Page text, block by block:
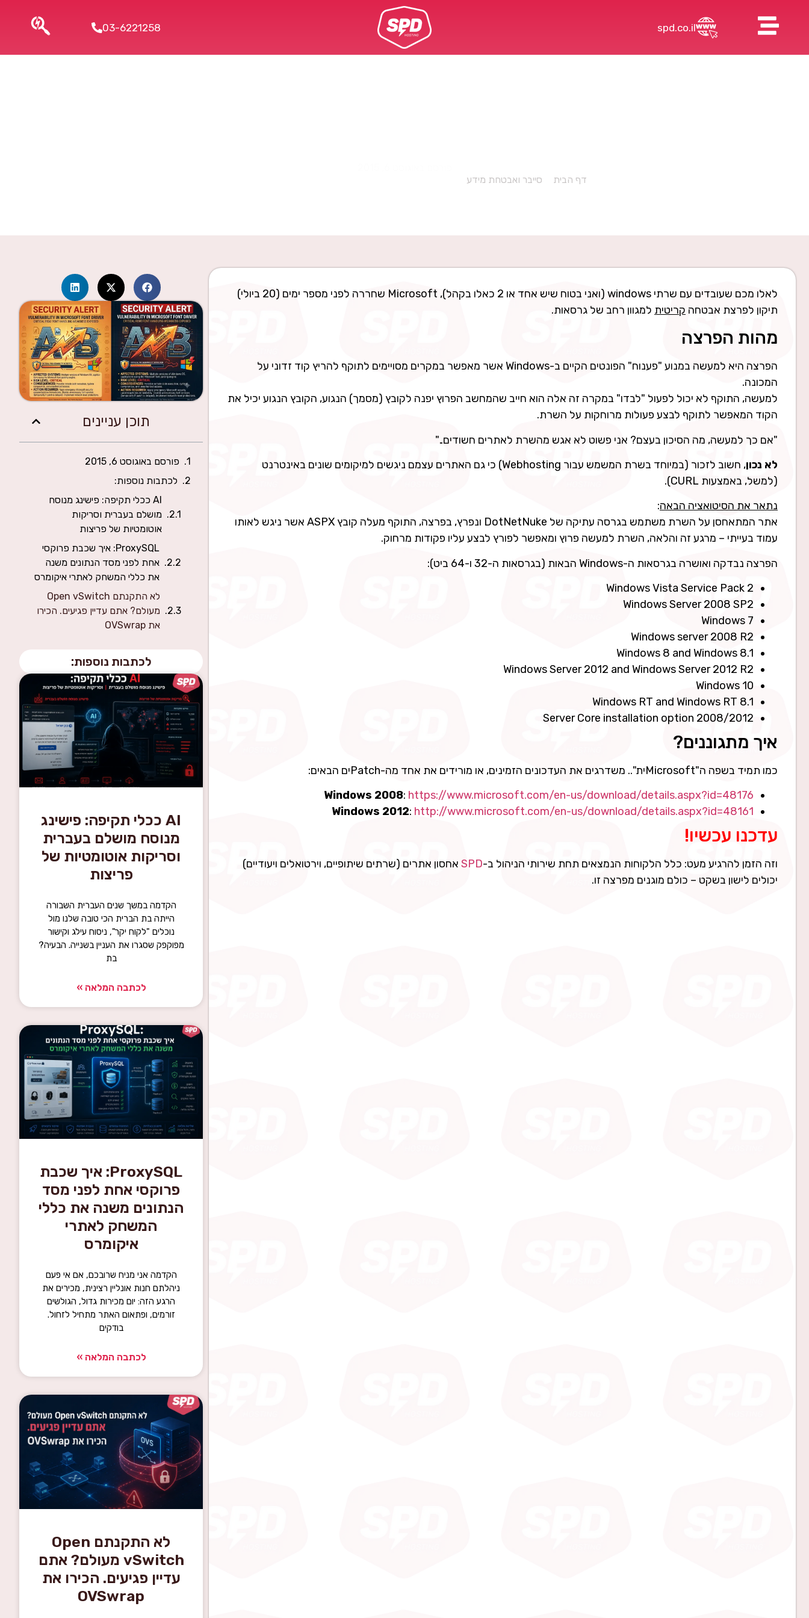
spd.co.il
03-6221258
דף הבית
סייבר ואבטחת מידע
לאלו מכם שעובדים עם שרתי windows (ואני בטוח שיש אחד או 2 כאלו בקהל), Microsoft שחררה לפני מספר ימים (20 ביולי)
תיקון לפרצת אבטחה קריטית למגוון רחב של גרסאות.
מהות הפרצה
הפרצה היא למעשה במנוע "פענוח" הפונטים הקיים ב-Windows אשר מאפשר במקרים מסויימים לתוקף להריץ קוד זדוני על
המכונה.
למעשה, התוקף לא יכול לפעול "לבדו" במקרה זה אלה הוא חייב שהמחשב הפרוץ יפנה לקובץ (מסמך) הנגוע, הקובץ הנגוע יכיל את
הקוד המאפשר לתוקף לבצע פעולות מרוחקות על השרת.
"אם כך למעשה, מה הסיכון בעצם? אני פשוט לא אגש מהשרת לאתרים חשודים.."
לא נכון
, חשוב לזכור (במיוחד בשרת המשמש עבור Webhosting) כי גם האתרים עצמם ניגשים למיקומים שונים באינטרנט
(למשל, באמצעות CURL).
נתאר את הסיטואציה הבאה:
אתר המתאחסן על השרת משתמש בגרסה עתיקה של DotNetNuke ונפרץ, בפרצה, התוקף מעלה קובץ ASPX אשר ניגש לאותו
עמוד בעייתי – מרגע זה והלאה, השרת למעשה פרוץ ומאפשר לפורץ לבצע עליו פקודות מרחוק.
הפרצה נבדקה ואושרה בגרסאות ה-Windows הבאות (בגרסאות ה-32 ו-64 ביט):
Windows Vista Service Pack 2
Windows Server 2008 SP2
Windows 7
Windows server 2008 R2
Windows 8 and Windows 8.1
Windows Server 2012 and Windows Server 2012 R2
Windows 10
Windows RT and Windows RT 8.1
Server Core installation option 2008/2012
איך מתגוננים?
כמו תמיד בשפה ה"Microsoftית".. משדרגים את העדכונים הזמינים, או מורידים את אחד מה-Patchים הבאים:
Windows 2008: https://www.microsoft.com/en-us/download/details.aspx?id=48176
Windows 2012: http://www.microsoft.com/en-us/download/details.aspx?id=48161
עדכנו עכשיו!
וזה הזמן להרגיע מעט: כלל הלקוחות הנמצאים תחת שירותי הניהול ב-SPD אחסון אתרים (שרתים שיתופיים, וירטואלים ויעודיים)
יכולים לישון בשקט – כולם מוגנים מפרצה זו.
תוכן עניינים
פורסם באוגוסט 6, 2015
לכתבות נוספות:
AI ככלי תקיפה: פישינג מנוסח
מושלם בעברית וסריקות
אוטומטיות של פריצות
ProxySQL: איך שכבת פרוקסי
אחת לפני מסד הנתונים משנה
את כללי המשחק לאתרי איקומרס
לא התקנתם Open vSwitch
מעולם? אתם עדיין פגיעים. הכירו
את OVSwrap
לכתבות נוספות:
AI ככלי תקיפה: פישינג
מנוסח מושלם בעברית
וסריקות אוטומטיות של
פריצות
הקדמה במשך שנים העברית השבורה
הייתה בת הברית הכי טובה שלנו מול
נוכלים "לקוח יקר", ניסוח עילג וקישור
מפוקפק שסגרו את העניין בשנייה. הבעיה?
בת
לכתבה המלאה »
ProxySQL: איך שכבת
פרוקסי אחת לפני מסד
הנתונים משנה את כללי
המשחק לאתרי
איקומרס
הקדמה אני מניח שרובכם, אם אי פעם
ניהלתם חנות אונליין רצינית, מכירים את
הרגע הזה: יום מכירות גדול, הגולשים
זורמים, ופתאום האתר מתחיל לזחול.
בודקים
לכתבה המלאה »
לא התקנתם Open
vSwitch מעולם? אתם
עדיין פגיעים. הכירו את
OVSwrap